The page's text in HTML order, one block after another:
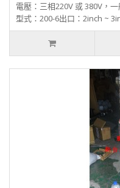
電壓：三相220V 或 380V，
型式：200-6出口：2inch ~